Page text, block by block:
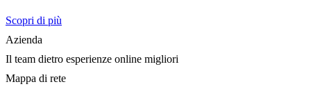
Scopri di più
Azienda
Il team dietro esperienze online migliori
Mappa di rete